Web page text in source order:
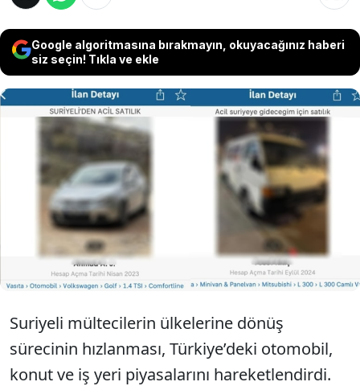
Google algoritmasına bırakmayın, okuyacağınız haberi
siz seçin! Tıkla ve ekle
Esad rejiminin devrilmesi, Türkiye’deki fiyatları da
etkilemeye başladı. Dönüş yapmayı planlayan bazı
Suriyeliler, evlerini, iş yerlerini ve otomobillerini
satışa çıkardı. İnternette "Suriyeliden acil satılık"
gibi ilanların sayısında artış gözlemlendi. Bu durum,
3 milyon TL değerindeki konutların 2 milyon TL'ye
kadar düştüğünü ortaya koydu. Hareketlilik
nedeniyle dolandırıcıların devreye girmesi de
kaçınılmaz oldu ve uyarılar yapıldı.
Suriyeli mültecilerin ülkelerine dönüş
sürecinin hızlanması, Türkiye’deki otomobil,
konut ve iş yeri piyasalarını hareketlendirdi.